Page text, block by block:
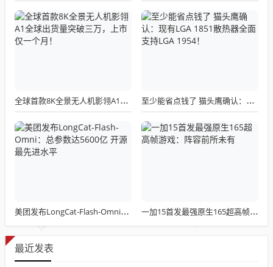
全球首款8K全景无人机影翎A1全球出货量突破三万，上市仅一个月！ 至少能省点钱了 猫头鹰确认：现有LGA 1851散热器全面支持LGA 1954！
美团发布LongCat-Flash-Omni：总参数达5600亿 开源最先进水平 一加15首发最强原生165超高帧游戏：阵容前所未有
最近发表